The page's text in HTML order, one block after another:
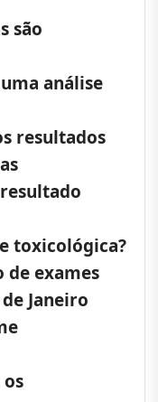
são
análise
resultados
toxicológica?
de exames
Janeiro